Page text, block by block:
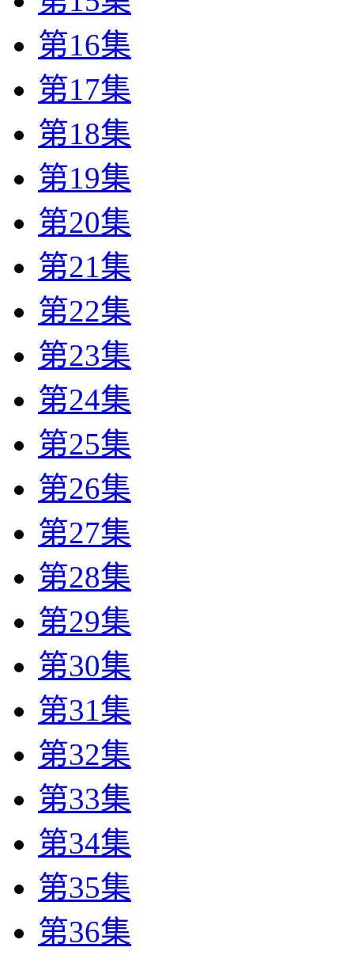
第16集
第17集
第18集
第19集
第20集
第21集
第22集
第23集
第24集
第25集
第26集
第27集
第28集
第29集
第30集
第31集
第32集
第33集
第34集
第35集
第36集